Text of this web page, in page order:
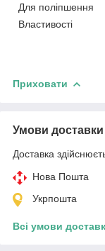
Для поліпшення
Властивості
Приховати
Умови доставки
Доставка
Нова Пошта
Укрпошта
Всі умови